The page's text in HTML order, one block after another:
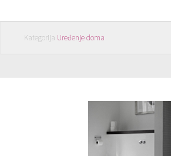
Kategorija Uređenje doma